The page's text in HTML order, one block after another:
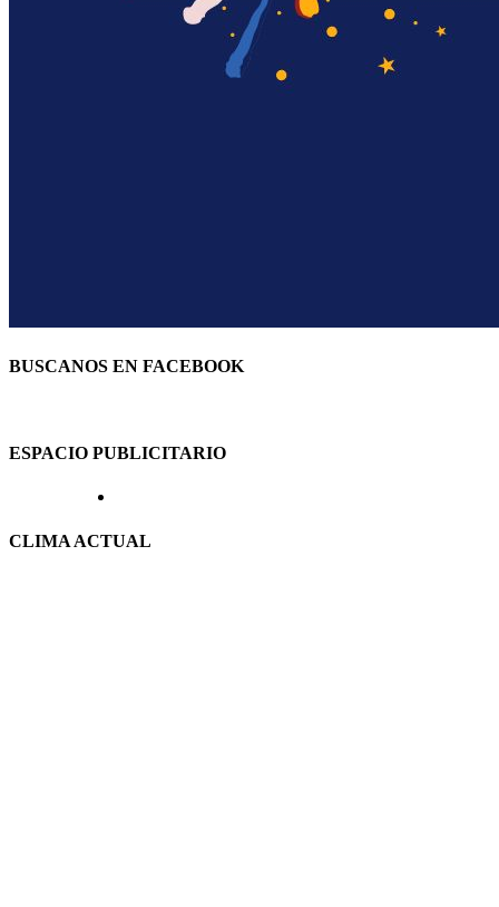
BUSCANOS EN FACEBOOK
ESPACIO PUBLICITARIO
CLIMA ACTUAL